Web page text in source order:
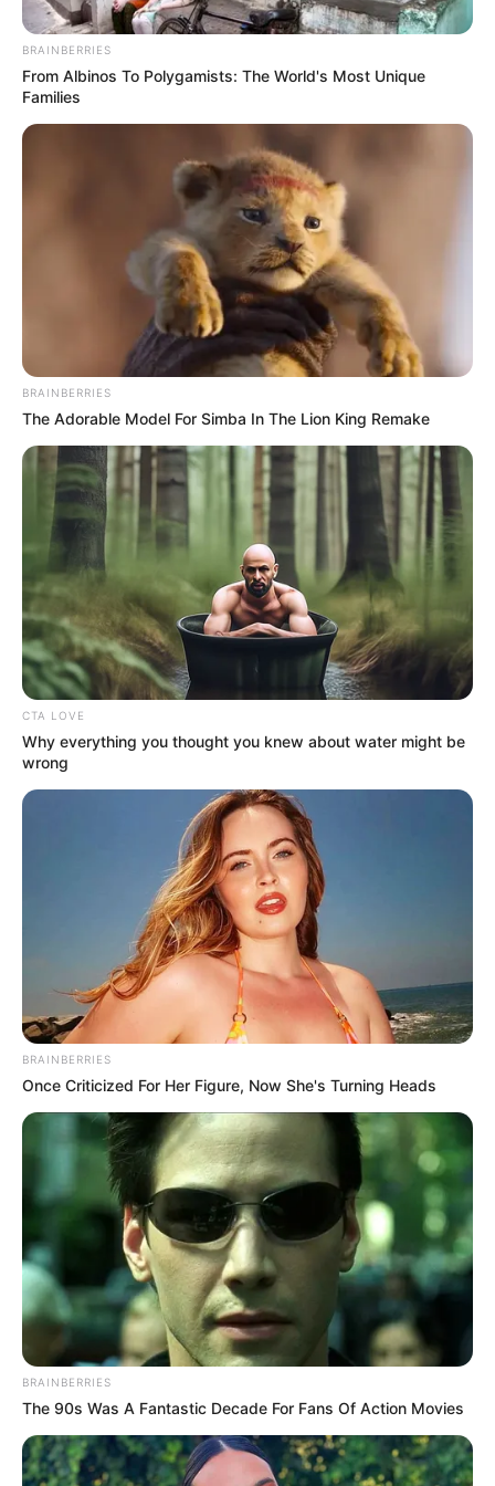
Alcaldía de Bucaramanga
Julieth Paola Hernández Parra
COMPARTIR
UNIRSE AL CANAL DE WHATSAPP
Con el fin de seguir beneficiando a los ciudadanos de
Bucaramanga con la implementación de la estrategia de
Prueba Rastreo y Aislamiento Selectivo Sostenible,
habilitaron dos nuevos puntos de toma de pruebas PCR
gratuitas para la Covid19.
Fueron instalados en el Colegio Las Américas
del punto de vacunación extramural y está en
encuentra en el barrio San Miguel, el cual empezará a
operar en estos días.
El secretario de salud, Nelson Ballesteros, explicó que
estos nuevos lugares empezarán a operar por los dos
que se habían localizado en el sector Provenza
ya se culminó dicha jornada.
Lea También: Llegaron a Santander más de 18 mil dosis
“Hemos abierto un nuevo punto de toma de pruebas para
BRAINBERRIES
From Albinos To Polygamists: The World's Most Unique
Families
BRAINBERRIES
The Adorable Model For Simba In The Lion King Remake
CTA LOVE
Why everything you thought you knew about water might be
wrong
BRAINBERRIES
Once Criticized For Her Figure, Now She's Turning Heads
BRAINBERRIES
The 90s Was A Fantastic Decade For Fans Of Action Movies